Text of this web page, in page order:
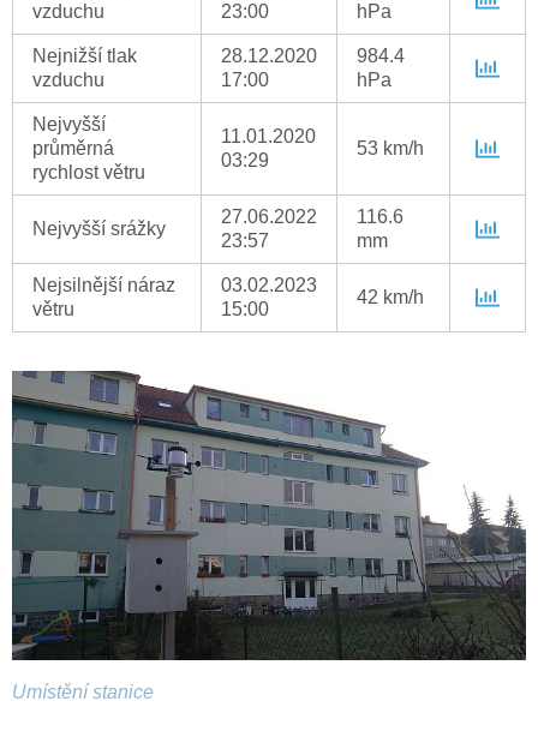
vzduchu
23:00
hPa
Nejnižší tlak
vzduchu
28.12.2020
17:00
984.4
hPa
Nejvyšší
průměrná
rychlost větru
11.01.2020
03:29
53 km/h
Nejvyšší srážky
27.06.2022
23:57
116.6
mm
Nejsilnější náraz
větru
03.02.2023
15:00
42 km/h
Umístění stanice